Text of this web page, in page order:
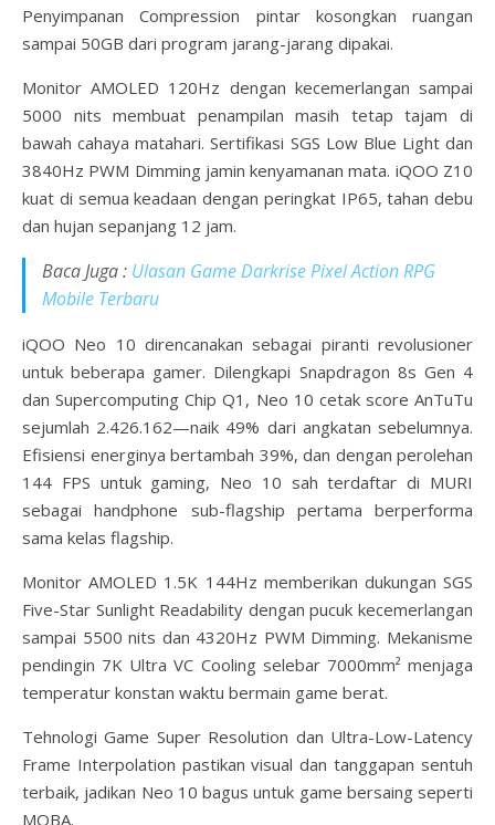
Penyimpanan Compression pintar kosongkan ruangan
sampai 50GB dari program jarang-jarang dipakai.
Monitor AMOLED 120Hz dengan kecemerlangan sampai
5000 nits membuat penampilan masih tetap tajam di
bawah cahaya matahari. Sertifikasi SGS Low Blue Light dan
3840Hz PWM Dimming jamin kenyamanan mata. iQOO Z10
kuat di semua keadaan dengan peringkat IP65, tahan debu
dan hujan sepanjang 12 jam.
Baca Juga : Ulasan Game Darkrise Pixel Action RPG
Mobile Terbaru
iQOO Neo 10 direncanakan sebagai piranti revolusioner
untuk beberapa gamer. Dilengkapi Snapdragon 8s Gen 4
dan Supercomputing Chip Q1, Neo 10 cetak score AnTuTu
sejumlah 2.426.162—naik 49% dari angkatan sebelumnya.
Efisiensi energinya bertambah 39%, dan dengan perolehan
144 FPS untuk gaming, Neo 10 sah terdaftar di MURI
sebagai handphone sub-flagship pertama berperforma
sama kelas flagship.
Monitor AMOLED 1.5K 144Hz memberikan dukungan SGS
Five-Star Sunlight Readability dengan pucuk kecemerlangan
sampai 5500 nits dan 4320Hz PWM Dimming. Mekanisme
pendingin 7K Ultra VC Cooling selebar 7000mm² menjaga
temperatur konstan waktu bermain game berat.
Tehnologi Game Super Resolution dan Ultra-Low-Latency
Frame Interpolation pastikan visual dan tanggapan sentuh
terbaik, jadikan Neo 10 bagus untuk game bersaing seperti
MOBA.